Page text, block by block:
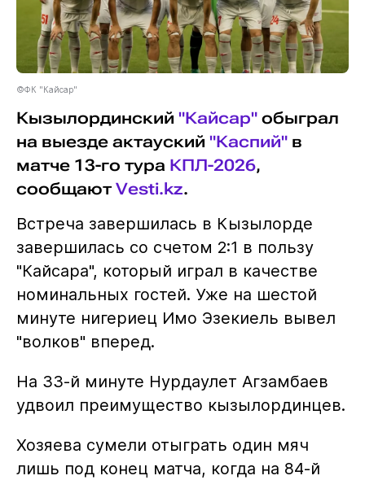
©ФК "Кайсар"
Кызылординский "Кайсар"обыграл
на выезде актауский "Каспий"в
матче 13-го тура КПЛ-2026,
сообщают Vesti.kz.
Встреча завершилась в Кызылорде
завершилась со счетом 2:1 в пользу
"Кайсара", который играл в качестве
номинальных гостей. Уже на шестой
минуте нигериец Имо Эзекиель вывел
"волков" вперед.
На 33-й минуте Нурдаулет Агзамбаев
удвоил преимущество кызылординцев.
Хозяева сумели отыграть один мяч
лишь под конец матча, когда на 84-й